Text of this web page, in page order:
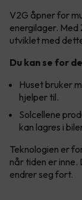
V2G åpner for
energilager. Med
utviklet med
Du kan se for
Huset bruker
hjelper til.
Solcellene
kan lagres i
Teknologien er
når tiden er
endrer seg fort.